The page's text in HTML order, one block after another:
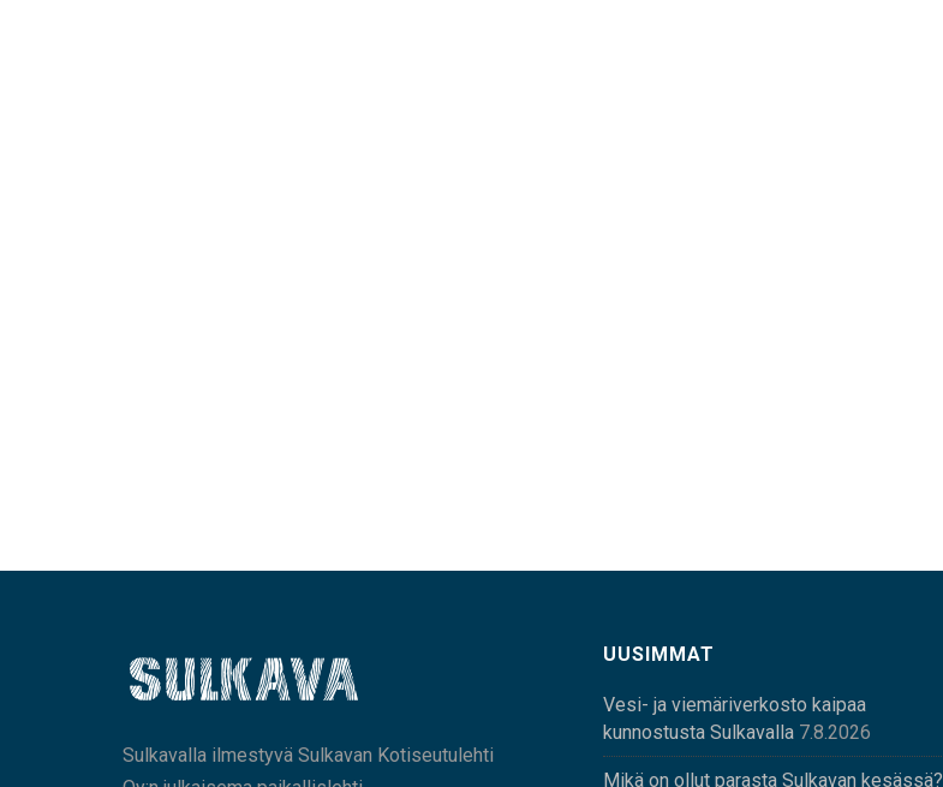
Sulkavalla ilmestyvä Sulkavan Kotiseutulehti
UUSIMMAT
Vesi- ja viemäriverkosto kaipaa
kunnostusta Sulkavalla 7.8.2026
Mikä on ollut parasta Sulkavan kesässä?